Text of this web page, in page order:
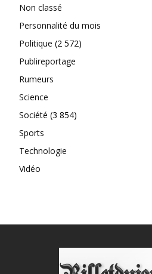
Non classé
Personnalité du mois
Politique (2 572)
Publireportage
Rumeurs
Science
Société (3 854)
Sports
Technologie
Vidéo